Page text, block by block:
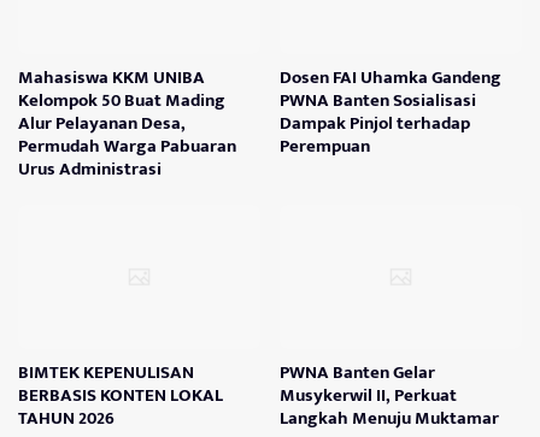
Mahasiswa KKM UNIBA
Kelompok 50 Buat Mading
Alur Pelayanan Desa,
Permudah Warga Pabuaran
Urus Administrasi
Dosen FAI Uhamka Gandeng
PWNA Banten Sosialisasi
Dampak Pinjol terhadap
Perempuan
BIMTEK KEPENULISAN
BERBASIS KONTEN LOKAL
TAHUN 2026
PWNA Banten Gelar
Musykerwil II, Perkuat
Langkah Menuju Muktamar